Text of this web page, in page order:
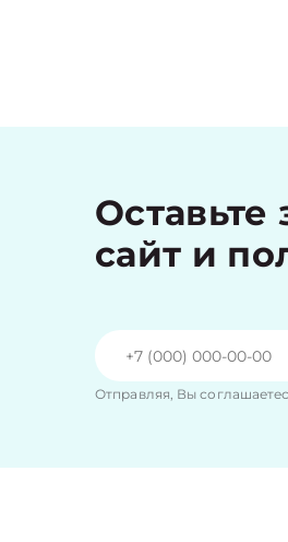
Оставьте
сайт и
Отправляя, Вы